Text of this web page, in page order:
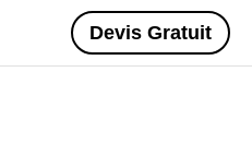
Devis Gratuit